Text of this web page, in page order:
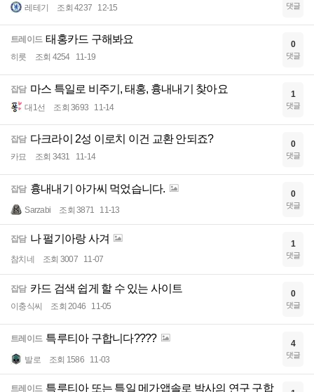
레테기 조회 4237 12-15 댓글
트레이드 태홍카드 구해봐요
히릇 조회 4254 11-19
0
댓글
잡담 마스 특일로 비주기, 태홍, 흉내내기 찾아요
대1선 조회 3693 11-14
1
댓글
잡담 다크라이 2성 이로치 이건 교환 안되죠?
카묘 조회 3431 11-14
0
댓글
잡담 흉내내기 아가씨 먹었습니다.
Sarzabi 조회 3871 11-13
0
댓글
잡담 나 펄기아랑 사겨
참치네 조회 3007 11-07
1
댓글
잡담 카드 검색 쉽게 할 수 있는 사이트
이충식씨 조회 2046 11-05
0
댓글
트레이드 특루티아 구합니다????
발로 조회 1586 11-03
4
댓글
트레이드 특루티아 또는 특일 메가앱솔로 박사의 연구 구합